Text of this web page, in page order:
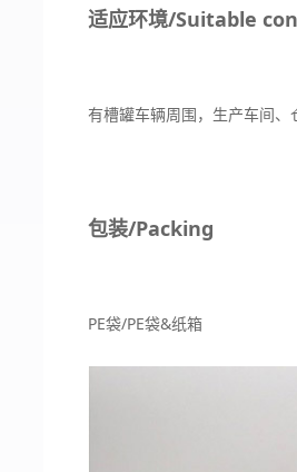
适应环境/Suitable
有槽罐车辆周围，生产车间
包装/Packing
PE袋/PE袋&纸箱